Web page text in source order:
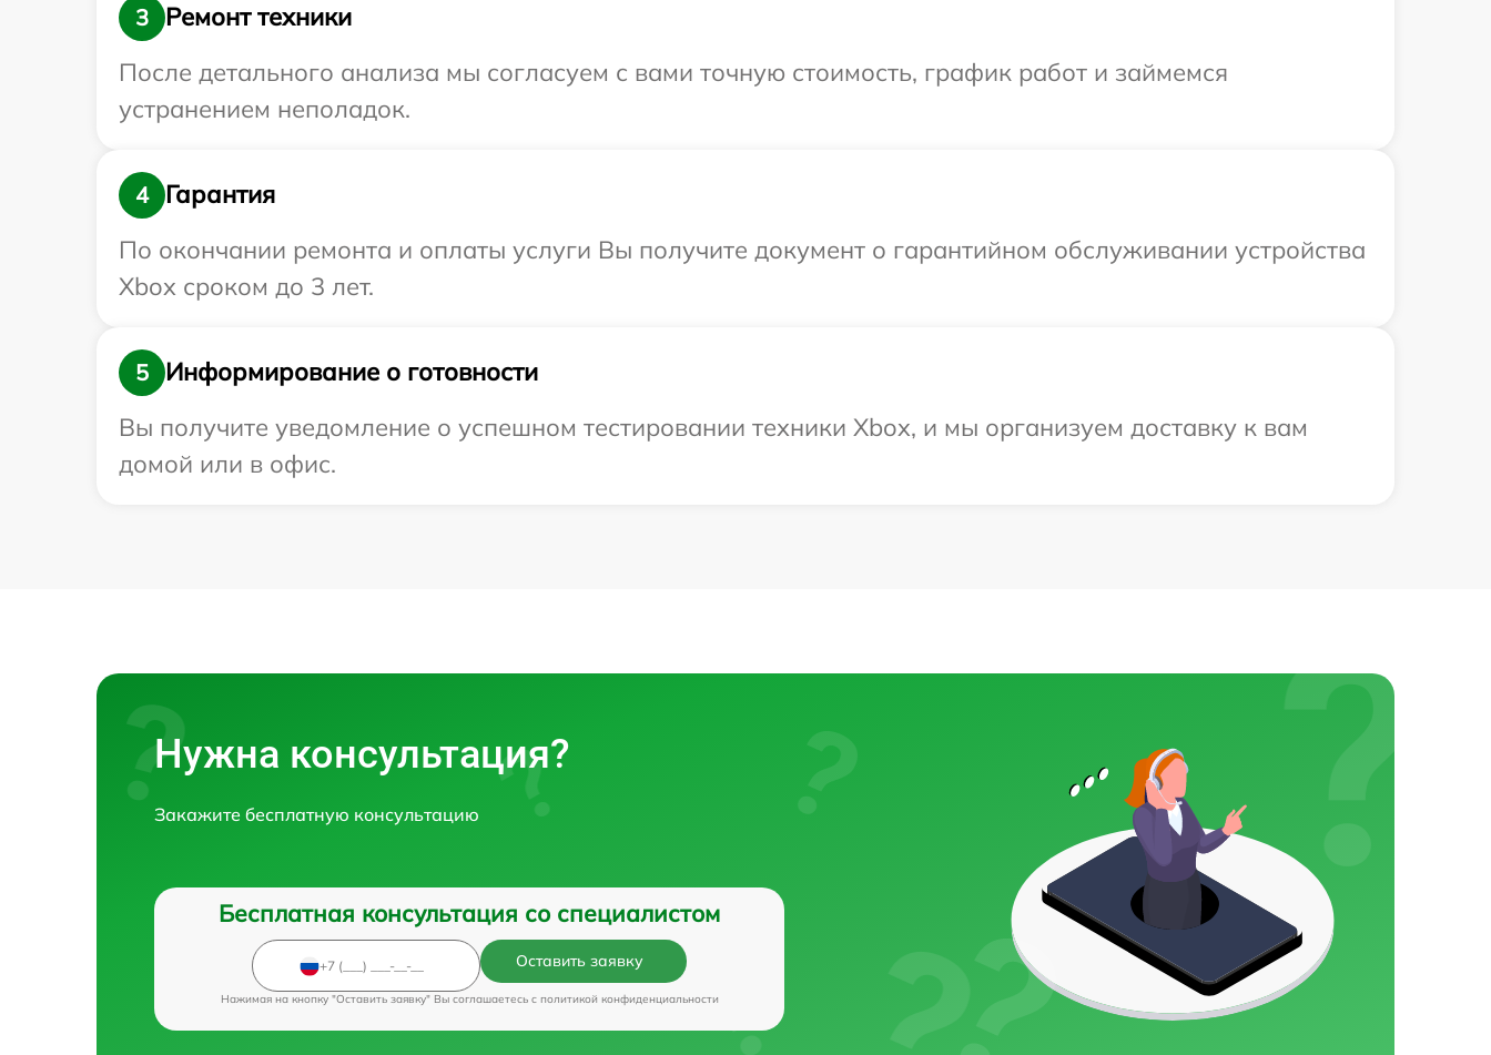
3
Ремонт техники
После детального анализа мы согласуем с вами точную стоимость, график работ и займемся
устранением неполадок.
4
Гарантия
По окончании ремонта и оплаты услуги Вы получите документ о гарантийном обслуживании устройства
Xbox сроком до 3 лет.
5
Информирование о готовности
Вы получите уведомление о успешном тестировании техники Xbox, и мы организуем доставку к вам
домой или в офис.
Нужна консультация?
Закажите бесплатную консультацию
Бесплатная консультация со специалистом
Оставить заявку
Нажимая на кнопку "Оставить заявку" Вы соглашаетесь c политикой конфиденциальности